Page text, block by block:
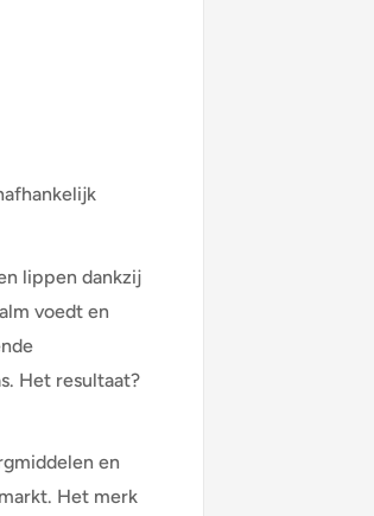
lippen dankzij
voedt en
Het resultaat?
en
Het merk